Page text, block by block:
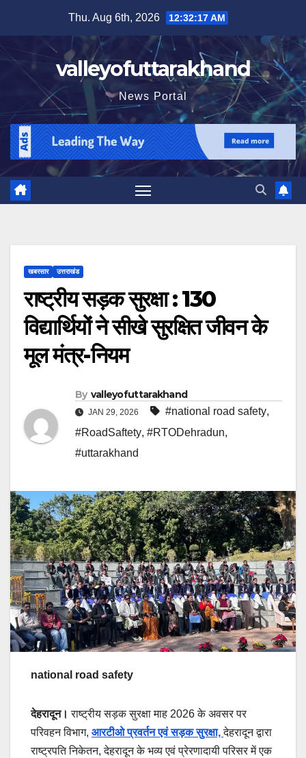
content
Thu. Aug 6th, 2026 12:32:19 AM
valleyofuttarakhand
News Portal
खबरसार उत्तराखंड
राष्ट्रीय सड़क सुरक्षा : 130
विद्यार्थियों ने सीखे सुरक्षित जीवन के
मूल मंत्र-नियम
By valleyofuttarakhand
JAN 29, 2026 #national road safety,
#RoadSaftety, #RTODehradun,
#uttarakhand
national road safety
देहरादून।राष्ट्रीय सड़क सुरक्षा माह 2026 के अवसर पर
परिवहन विभाग, आरटीओ प्रवर्तन एवं सड़क सुरक्षा,देहरादून द्वारा
राष्ट्रपति निकेतन, देहरादून के भव्य एवं प्रेरणादायी परिसर में एक